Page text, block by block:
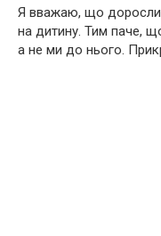
Я вважаю, що
на дитину. Тим паче,
а не ми до нього.